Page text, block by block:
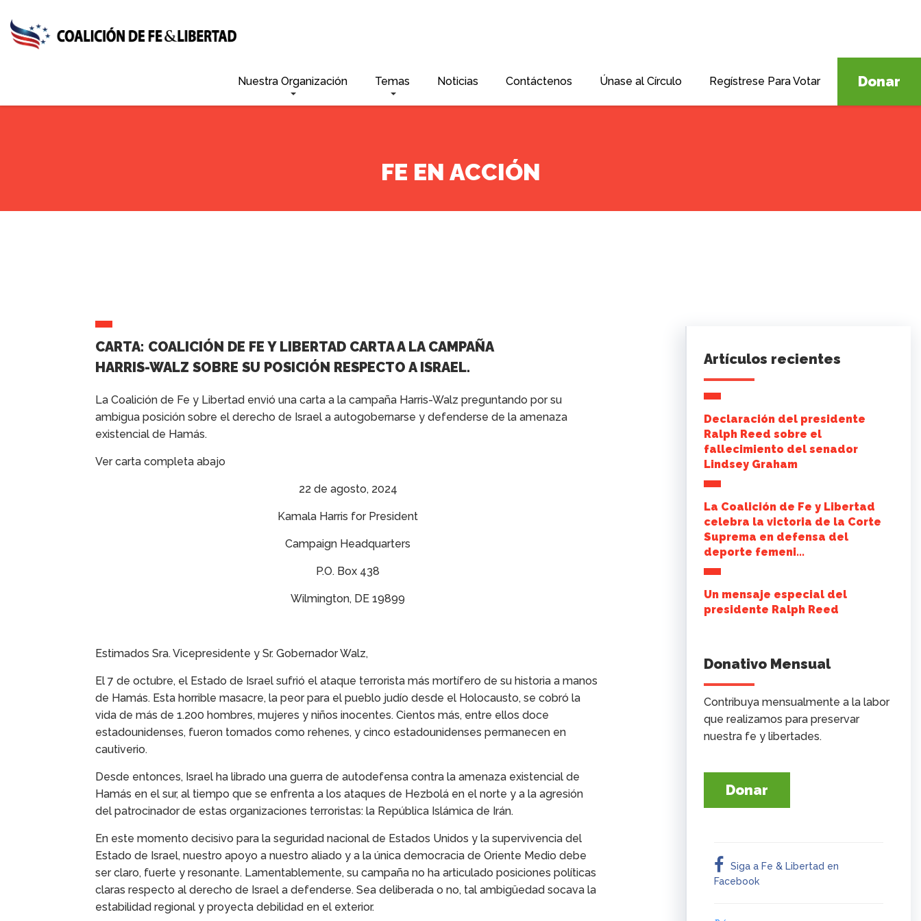
main
content
Nuestra Organización Temas Noticias Contáctenos Únase al Círculo Regístrese Para Votar Donar
FE EN ACCIÓN
CARTA: COALICIÓN DE FE Y LIBERTAD CARTA A LA CAMPAÑA
HARRIS-WALZ SOBRE SU POSICIÓN RESPECTO A ISRAEL.
La Coalición de Fe y Libertad envió una carta a la campaña Harris-Walz preguntando por su
ambigua posición sobre el derecho de Israel a autogobernarse y defenderse de la amenaza
existencial de Hamás.
Ver carta completa abajo
22 de agosto, 2024
Kamala Harris for President
Campaign Headquarters
P.O. Box 438
Wilmington, DE 19899
Estimados Sra. Vicepresidente y Sr. Gobernador Walz,
El 7 de octubre, el Estado de Israel sufrió el ataque terrorista más mortífero de su historia a manos
de Hamás. Esta horrible masacre, la peor para el pueblo judío desde el Holocausto, se cobró la
vida de más de 1.200 hombres, mujeres y niños inocentes. Cientos más, entre ellos doce
estadounidenses, fueron tomados como rehenes, y cinco estadounidenses permanecen en
cautiverio.
Desde entonces, Israel ha librado una guerra de autodefensa contra la amenaza existencial de
Hamás en el sur, al tiempo que se enfrenta a los ataques de Hezbolá en el norte y a la agresión
del patrocinador de estas organizaciones terroristas: la República Islámica de Irán.
En este momento decisivo para la seguridad nacional de Estados Unidos y la supervivencia del
Estado de Israel, nuestro apoyo a nuestro aliado y a la única democracia de Oriente Medio debe
ser claro, fuerte y resonante. Lamentablemente, su campaña no ha articulado posiciones políticas
claras respecto al derecho de Israel a defenderse. Sea deliberada o no, tal ambigüedad socava la
estabilidad regional y proyecta debilidad en el exterior.
Artículos recientes
Declaración del presidente
Ralph Reed sobre el
fallecimiento del senador
Lindsey Graham
La Coalición de Fe y Libertad
celebra la victoria de la Corte
Suprema en defensa del
deporte femeni...
Un mensaje especial del
presidente Ralph Reed
Donativo Mensual
Contribuya mensualmente a la labor
que realizamos para preservar
nuestra fe y libertades.
Donar
Siga a Fe & Libertad en
Facebook